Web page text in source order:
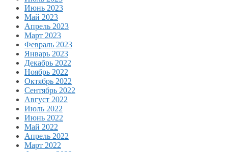
Июнь 2023
Май 2023
Апрель 2023
Март 2023
Февраль 2023
Январь 2023
Декабрь 2022
Ноябрь 2022
Октябрь 2022
Сентябрь 2022
Август 2022
Июль 2022
Июнь 2022
Май 2022
Апрель 2022
Март 2022